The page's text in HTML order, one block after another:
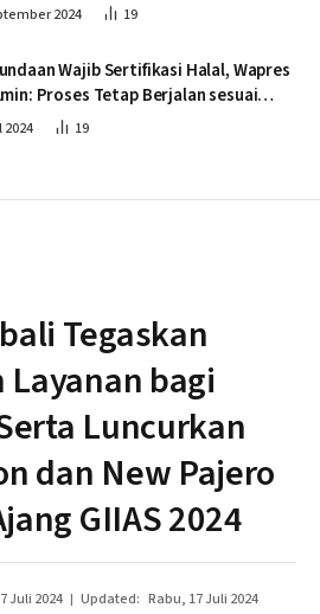
2024 19
Wajib Sertifikasi Halal, Wapres
Proses Tetap Berjalan sesuai
19
Tegaskan
bagi
Luncurkan
dan New Pajero
GIIAS 2024
Juli 2024 Updated: Rabu, 17 Juli 2024